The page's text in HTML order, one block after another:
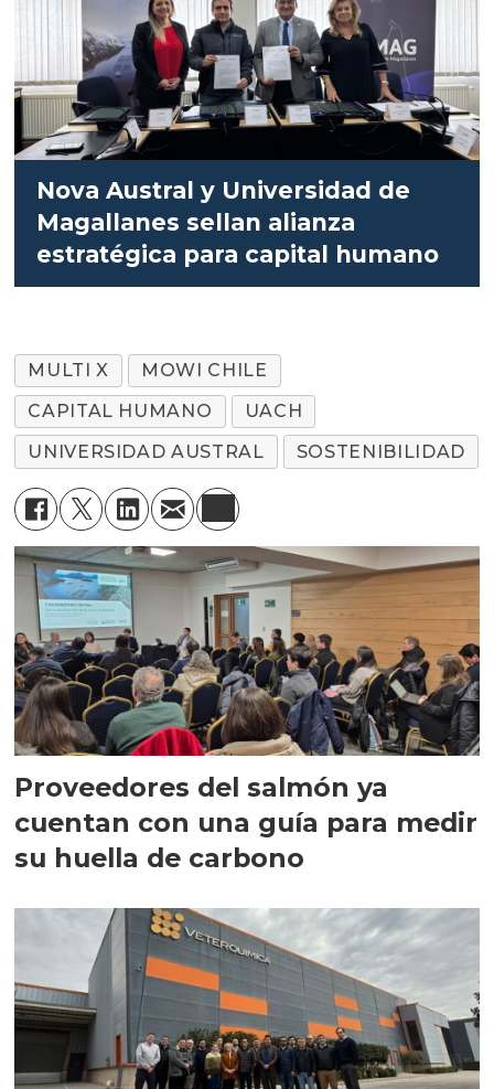
Nova Austral y Universidad de
Magallanes sellan alianza
estratégica para capital humano
MULTI X
MOWI CHILE
CAPITAL HUMANO
UACH
UNIVERSIDAD AUSTRAL
SOSTENIBILIDAD
Proveedores del salmón ya
cuentan con una guía para medir
su huella de carbono